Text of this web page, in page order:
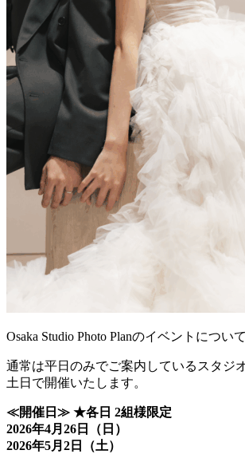
Osaka Studio Photo Planのイベントについ
通常は平日のみでご案内しているスタジ
土日で開催いたします。
≪開催日≫ ★各日 2組様限定
2026年4月26日（日）
2026年5月2日（土）